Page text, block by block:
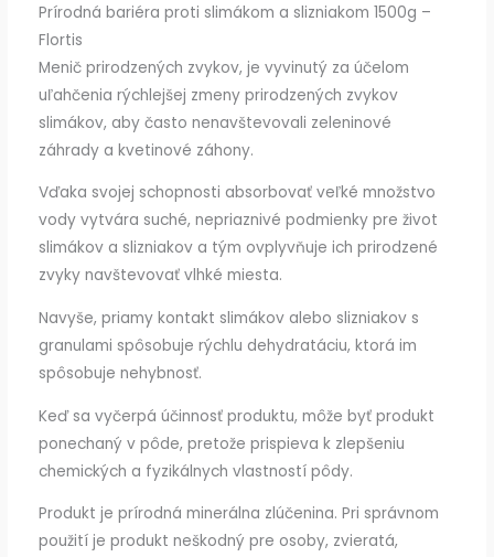
Prírodná bariéra proti slimákom a slizniakom 1500g –
Flortis
Menič prirodzených zvykov, je vyvinutý za účelom
uľahčenia rýchlejšej zmeny prirodzených zvykov
slimákov, aby často nenavštevovali zeleninové
záhrady a kvetinové záhony.
Vďaka svojej schopnosti absorbovať veľké množstvo
vody vytvára suché, nepriaznivé podmienky pre život
slimákov a slizniakov a tým ovplyvňuje ich prirodzené
zvyky navštevovať vlhké miesta.
Navyše, priamy kontakt slimákov alebo slizniakov s
granulami spôsobuje rýchlu dehydratáciu, ktorá im
spôsobuje nehybnosť.
Keď sa vyčerpá účinnosť produktu, môže byť produkt
ponechaný v pôde, pretože prispieva k zlepšeniu
chemických a fyzikálnych vlastností pôdy.
Produkt je prírodná minerálna zlúčenina. Pri správnom
použití je produkt neškodný pre osoby, zvieratá,